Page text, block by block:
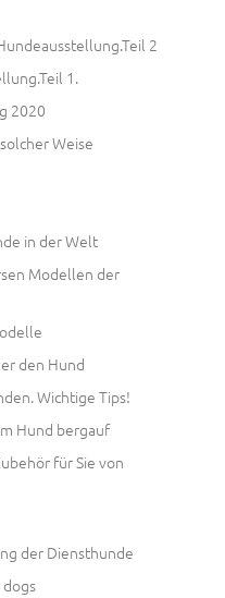
2
1.
2020
Weise
in der Welt
Modellen der
den Hund
Wichtige Tips!
Hund bergauf
für Sie von
der Diensthunde